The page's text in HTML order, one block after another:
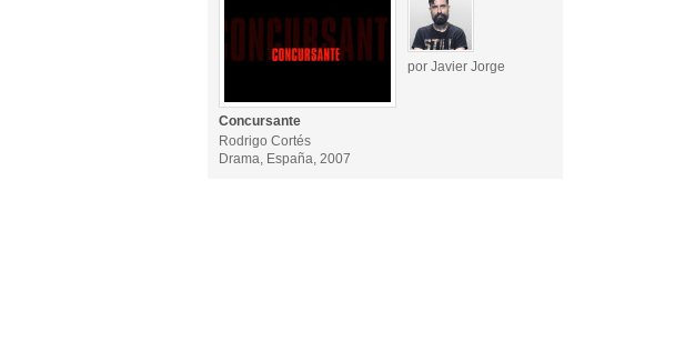
por Javier Jorge
Concursante
Rodrigo Cortés
Drama, España, 2007